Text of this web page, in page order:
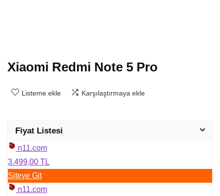
Xiaomi Redmi Note 5 Pro
Listeme ekle Karşılaştırmaya ekle
Fiyat Listesi
n11.com
3.499,00 TL
Siteye Git
n11.com